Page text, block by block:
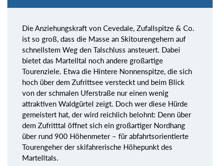
Die Anziehungskraft von Cevedale, Zufallspitze & Co.
ist so groß, dass die Masse an Skitourengehern auf
schnellstem Weg den Talschluss ansteuert. Dabei
bietet das Martelltal noch andere großartige
Tourenziele. Etwa die Hintere Nonnenspitze, die sich
hoch über dem Zufrittsee versteckt und beim Blick
von der schmalen Uferstraße nur einen wenig
attraktiven Waldgürtel zeigt. Doch wer diese Hürde
gemeistert hat, der wird reichlich belohnt: Denn über
dem Zufritttal öffnet sich ein großartiger Nordhang
über rund 900 Höhenmeter – für abfahrtsorientierte
Tourengeher der skifahrerische Höhepunkt des
Martelltals.